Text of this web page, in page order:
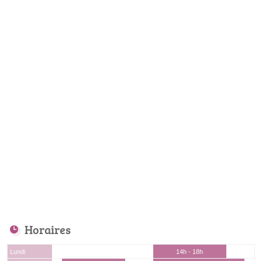
Horaires
Lundi
14h - 18h